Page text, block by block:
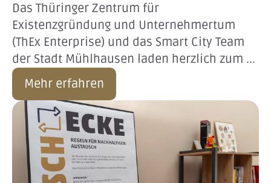
Das Thüringer Zentrum für
Existenzgründung und Unternehmertum
(ThEx Enterprise) und das Smart City Team
der Stadt Mühlhausen laden herzlich zum ...
Mehr erfahren